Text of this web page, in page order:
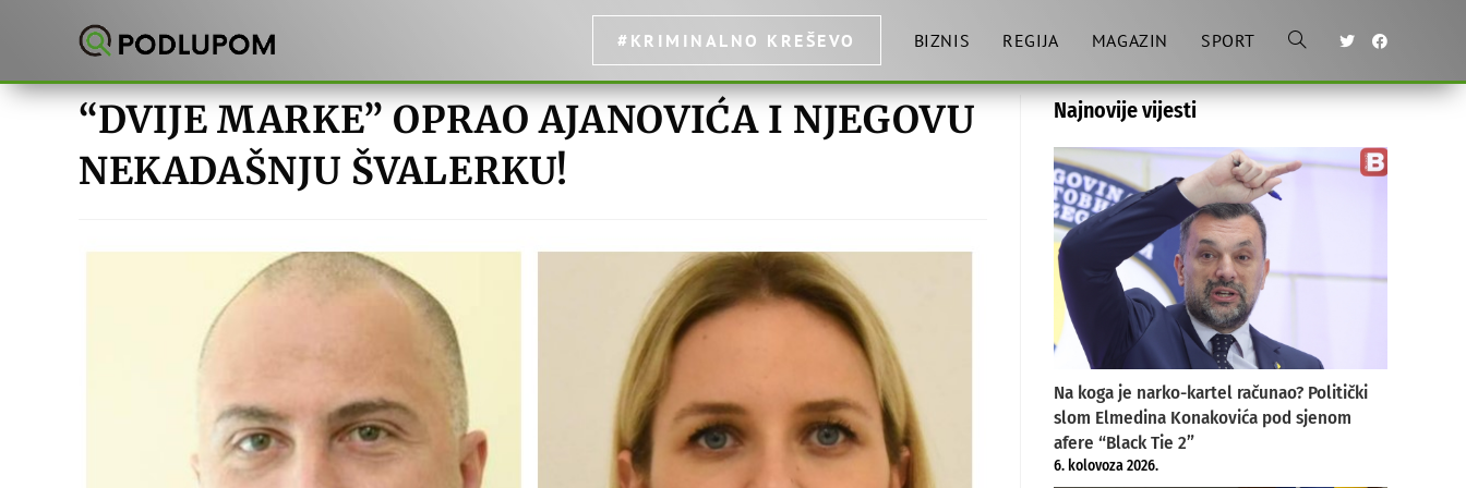
#KRIMINALNO KREŠEVO BIZNIS REGIJA MAGAZIN SPORT Toggle
“DVIJE MARKE” OPRAO AJANOVIĆA I NJEGOVU
NEKADAŠNJU ŠVALERKU!
Najnovije vijesti
Na koga je narko-kartel računao? Politički
slom Elmedina Konakovića pod sjenom
afere “Black Tie 2”
6. kolovoza 2026.